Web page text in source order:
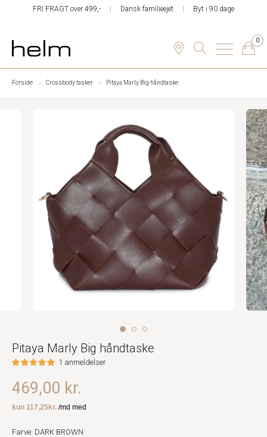
FRI FRAGT over 499,- Dansk familieejet Byt i 90 dage
0
Forside Crossbody tasker Pitaya Marly Big håndtaske
Pitaya Marly Big håndtaske
1 anmeldelser
469,00 kr.
Farve: DARK BROWN